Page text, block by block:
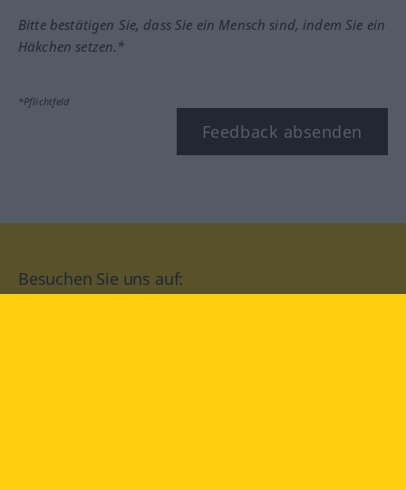
Bitte bestätigen Sie, dass Sie ein Mensch sind, indem Sie ein
Häkchen setzen.*
*Pflichtfeld
Feedback absenden
Besuchen Sie uns auf: